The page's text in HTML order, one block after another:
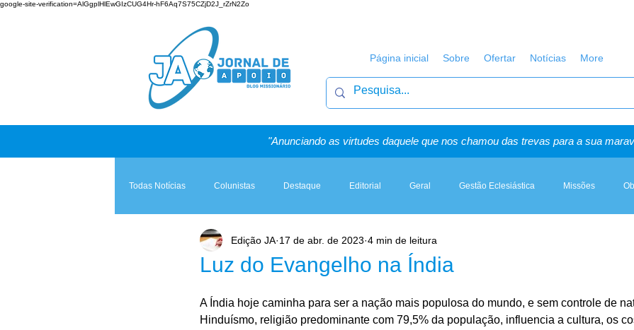
google-site-verification=AlGgplHlEwGIzCUG4Hr-hF6Aq7S75CZjD2J_rZrN2Zo
Página inicial Sobre Ofertar Notícias More
"Anunciando as virtudes daquele que nos chamou das trevas para a sua
Todas Notícias Colunistas Destaque Editorial Geral Gestão Eclesiástica Missões
Teologia & Prática A Igreja e a Lei Artigos, Sermões & Esboços
Luz do Evangelho na Índia
Edição JA 17 de abr. de 2023 4 min de leitura
A Índia hoje caminha para ser a nação mais populosa do mundo, e sem controle de
Hinduísmo, religião predominante com 79,5% da população, influencia a cultura, os